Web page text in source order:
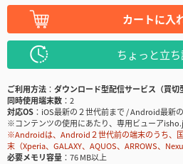
カートに入
ちょっと立
ご利用方法
ダウンロード型配信サービス（買切
同時使用端末数
2
対応OS
iOS最新の２世代前まで / Android最新
※コンテンツの使用にあたり、専用ビューア
※Androidは、Android２世代前の端末のうち、
末（Xperia、GALAXY、AQUOS、ARROWS、
必要メモリ容量
76 MB以上